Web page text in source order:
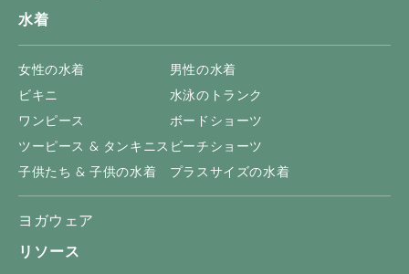
水着
女性の水着
ビキニ
ワンピース
ツーピース & タンキニス
子供たち & 子供の水着
男性の水着
水泳のトランク
ボードショーツ
ビーチショーツ
プラスサイズの水着
ヨガウェア
リソース